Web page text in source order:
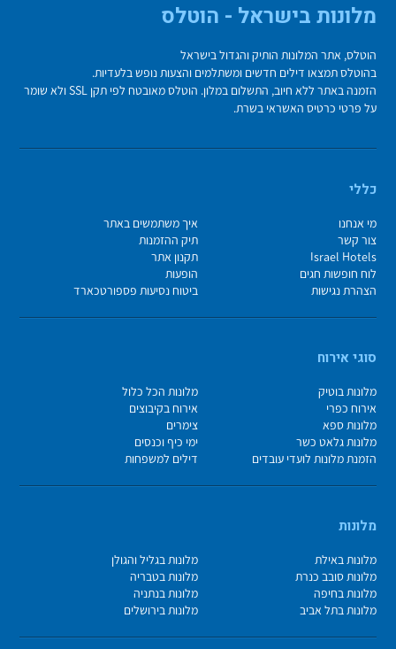
מלונות בישראל - הוטלס
הוטלס, אתר המלונות הותיק והגדול בישראל
בהוטלס תמצאו דילים חדשים ומשתלמים והצעות נופש בלעדיות.
הזמנה באתר ללא חיוב, התשלום במלון. הוטלס מאובטח לפי תקן SSL ולא שומר
על פרטי כרטיס האשראי בשרת.
כללי
מי אנחנו
איך משתמשים באתר
צור קשר
תיק ההזמנות
Israel Hotels
תקנון אתר
לוח חופשות חגים
הופעות
הצהרת נגישות
ביטוח נסיעות פספורטכארד
סוגי אירוח
מלונות בוטיק
מלונות הכל כלול
אירוח כפרי
אירוח בקיבוצים
מלונות ספא
צימרים
מלונות גלאט כשר
ימי כיף וכנסים
הזמנת מלונות לועדי עובדים
דילים למשפחות
מלונות
מלונות באילת
מלונות בגליל והגולן
מלונות סובב כנרת
מלונות בטבריה
מלונות בחיפה
מלונות בנתניה
מלונות בתל אביב
מלונות בירושלים